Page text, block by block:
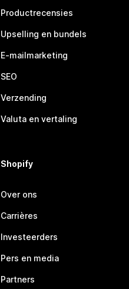
Productrecensies
Upselling en bundels
E-mailmarketing
SEO
Verzending
Valuta en vertaling
Shopify
Over ons
Carrières
Investeerders
Pers en media
Partners